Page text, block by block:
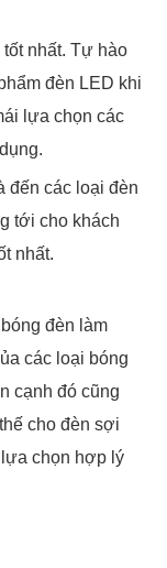
nhất. Tự hào
đèn LED khi
lựa chọn các
đến các loại đèn
tới cho khách
nhất.
đèn làm
các loại bóng
cạnh đó cũng
cho đèn sợi
chọn hợp lý